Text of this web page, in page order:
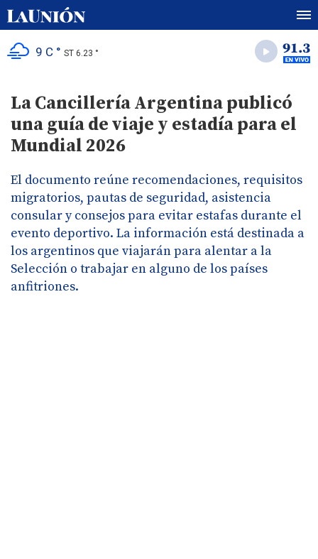
9 C ° ST 6.23 °
La Cancillería Argentina publicó
una guía de viaje y estadía para el
Mundial 2026
El documento reúne recomendaciones, requisitos
migratorios, pautas de seguridad, asistencia
consular y consejos para evitar estafas durante el
evento deportivo. La información está destinada a
los argentinos que viajarán para alentar a la
Selección o trabajar en alguno de los países
anfitriones.